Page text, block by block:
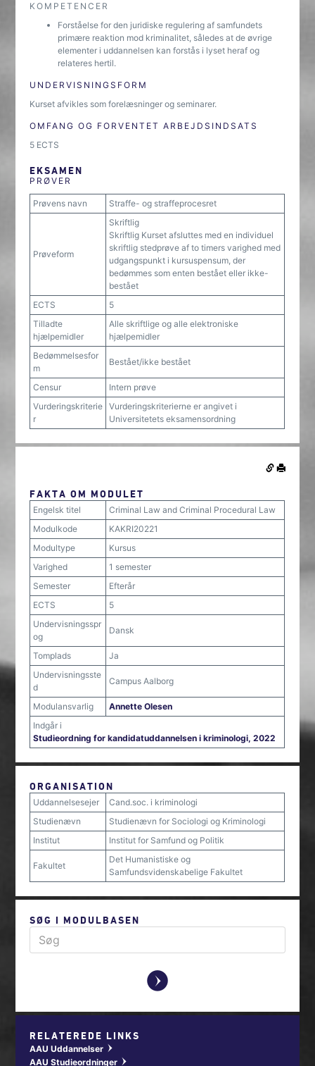
KOMPETENCER
Forståelse for den juridiske regulering af samfundets
primære reaktion mod kriminalitet, således at de øvrige
elementer i uddannelsen kan forstås i lyset heraf og
relateres hertil.
UNDERVISNINGSFORM
Kurset afvikles som forelæsninger og seminarer.
OMFANG OG FORVENTET ARBEJDSINDSATS
5 ECTS
EKSAMEN
PRØVER
Prøvens navn Straffe- og straffeprocesret
Prøveform
Skriftlig
Skriftlig Kurset afsluttes med en individuel
skriftlig stedprøve af to timers varighed med
udgangspunkt i kursuspensum, der
bedømmes som enten bestået eller ikke-
bestået
ECTS
5
Tilladte
hjælpemidler
Alle skriftlige og alle elektroniske
hjælpemidler
Bedømmelsesfor
m
Bestået/ikke bestået
Censur
Intern prøve
Vurderingskriterie
r
Vurderingskriterierne er angivet i
Universitetets eksamensordning
FAKTA OM MODULET
Engelsk titel
Criminal Law and Criminal Procedural Law
Modulkode
KAKRI20221
Modultype
Kursus
Varighed
1 semester
Semester
Efterår
ECTS
5
Undervisningsspr
og
Dansk
Tomplads
Ja
Undervisningsste
d
Campus Aalborg
Modulansvarlig
Annette Olesen
Indgår i
Studieordning for kandidatuddannelsen i kriminologi, 2022
ORGANISATION
Uddannelsesejer
Cand.soc. i kriminologi
Studienævn
Studienævn for Sociologi og Kriminologi
Institut
Institut for Samfund og Politik
Fakultet
Det Humanistiske og
Samfundsvidenskabelige Fakultet
SØG I MODULBASEN
y
RELATEREDE LINKS
AAU Uddannelser w
AAU Studieordninger w